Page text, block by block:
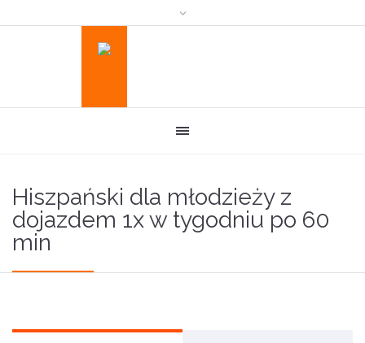
Hiszpański dla młodzieży z
dojazdem 1x w tygodniu po 60
min